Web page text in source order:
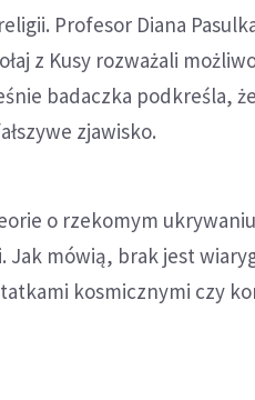
Profesor Diana
z Kusy rozważali
badaczka podkreśla,
zjawisko.
o rzekomym
Jak mówią, brak jest
kosmicznymi czy